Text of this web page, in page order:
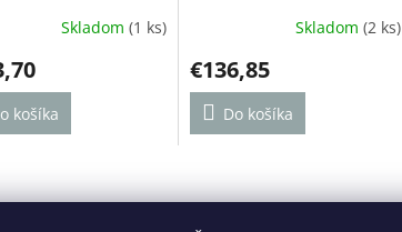
Skladom (1 ks)
košíka
produktu
je
4,2
z
Skladom (2 ks)
€136,85
Do košíka